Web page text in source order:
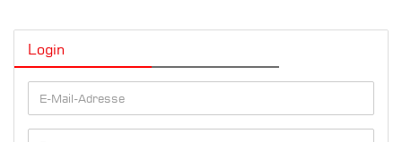
Login
E-
Mail-
Adresse